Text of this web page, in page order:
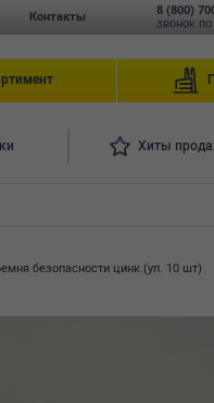
Контакты 8 (800)
звонок
Хиты
безопасности цинк.(уп. 10 шт)